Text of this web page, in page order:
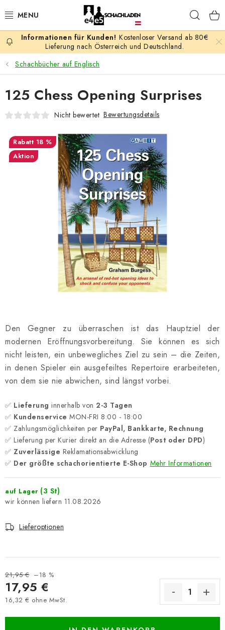
Inhalt
AKTION
SCHACHSPIELE
SCHACHFIGUREN
SCHACHBRETTER
SCHACHUHREN
SCHACHBÜCHER
SCHACH-ANTIQUITÄTENLADEN
SCHACH ONLINE
SCHACH-MERCH
SCHACH GESCHENKE
KONTAKT
Kontakt FAQ Über uns
Schachblog
Geschäftsbedingungen
Kostenloser Versand ab 80€
Lieferung nach Österreich und Deutschland.
Schachbücher auf Englisch
Den Gegner zu überraschen ist das Hauptziel der
modernen Eröffnungsvorbereitung. Sie können es sich
nicht leisten, ein unbewegliches Ziel zu sein – die Zeiten,
in denen Spieler ein ausgefeiltes Repertoire erarbeiteten,
von dem sie nie abwichen, sind längst vorbei.
✅ Lieferung innerhalb von 2-3 Tagen
✅ Kundenservice MON-FRI 8:00 - 18:00
✅ Zahlungsmöglichkeiten per PayPal, Bankkarte, Rechnung
✅ Lieferung per Kurier direkt an die Adresse (Post oder DPD)
✅ Zuverlässige Reklamationsabwicklung
✅ Der größte schachorientierte E-Shop Mehr Informationen
auf Lager (3 St)
11.08.2026
Lieferoptionen
21,95 € –18 %
17,95 €
16,32 € ohne MwSt.
125 Chess Opening Surprises
Nicht bewertet Bewertungsdetails
18 %
Aktion